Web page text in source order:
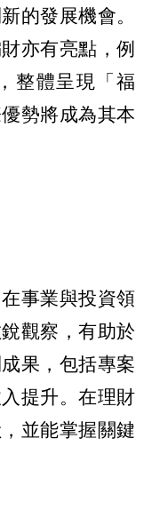
的發展機會。
亦有亮點，例
整體呈現「福
勢將成為其本
事業與投資領
觀察，有助於
果，包括專案
提升。在理財
並能掌握關鍵